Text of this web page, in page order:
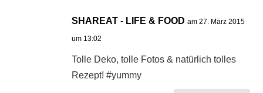
SHAREAT - LIFE & FOOD am 27. März 2015
um 13:02
Tolle Deko, tolle Fotos & natürlich tolles
Rezept! #yummy